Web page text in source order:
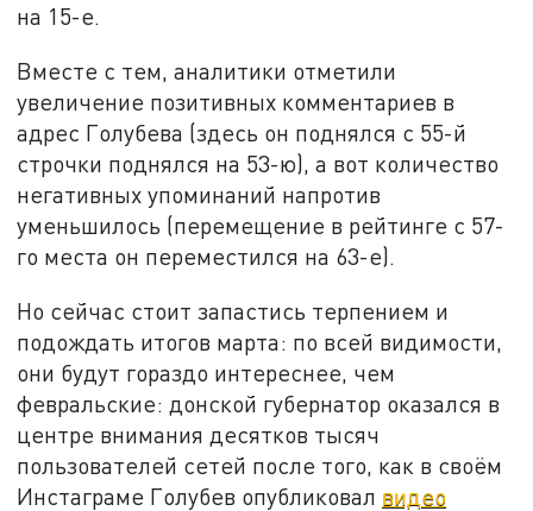
на 15-е.
Вместе с тем, аналитики отметили
увеличение позитивных комментариев в
адрес Голубева (здесь он поднялся с 55-й
строчки поднялся на 53-ю), а вот количество
негативных упоминаний напротив
уменьшилось (перемещение в рейтинге с 57-
го места он переместился на 63-е).
Но сейчас стоит запастись терпением и
подождать итогов марта: по всей видимости,
они будут гораздо интереснее, чем
февральские: донской губернатор оказался в
центре внимания десятков тысяч
пользователей сетей после того, как в своём
Инстаграме Голубев опубликовал видео